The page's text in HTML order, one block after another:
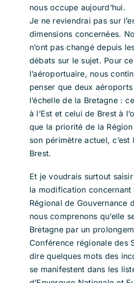
nous occupe aujourd’hui.
Je ne reviendrai pas sur
dimensions concernées.
n’ont pas changé depuis
débats sur le sujet. Pour
l’aéroportuaire, nous
penser que deux
l’échelle de la Bretagne :
à l’Est et celui de Brest à
que la priorité de la
son périmètre actuel, c’est
Brest.
Et je voudrais surtout
la modification concernant
Régional de Gouvernance
nous comprenons qu’elle
Bretagne par un
Conférence régionale des
dire quelques mots des
se manifestent dans les